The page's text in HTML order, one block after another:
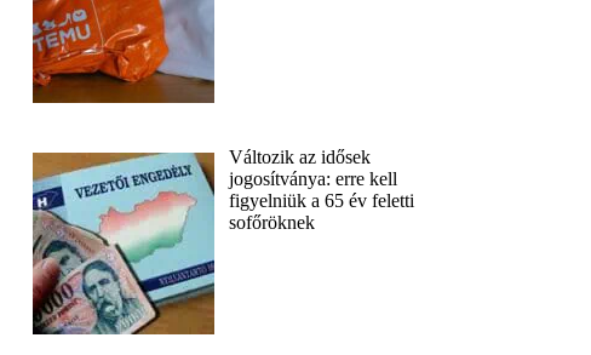
Változik az idősek
jogosítványa: erre kell
figyelniük a 65 év feletti
sofőröknek